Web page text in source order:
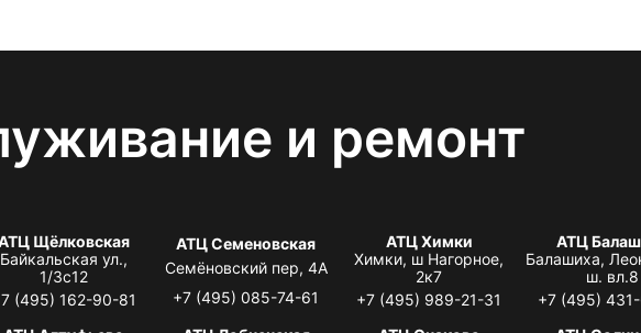
и ремонт
Щёлковская
Байкальская ул.,
1/3с12
(495) 162-90-81
АТЦ Семеновская
Семёновский пер, 4А
+7 (495) 085-74-61
АТЦ Химки
Химки, ш Нагорное,
2к7
+7 (495) 989-21-31
АТЦ
Балашиха,
ш. вл.8
+7 (495)